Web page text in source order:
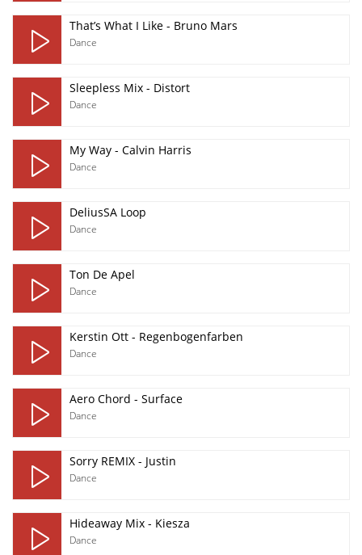
That’s What I Like - Bruno Mars
Dance
Sleepless Mix - Distort
Dance
My Way - Calvin Harris
Dance
DeliusSA Loop
Dance
Ton De Apel
Dance
Kerstin Ott - Regenbogenfarben
Dance
Aero Chord - Surface
Dance
Sorry REMIX - Justin
Dance
Hideaway Mix - Kiesza
Dance